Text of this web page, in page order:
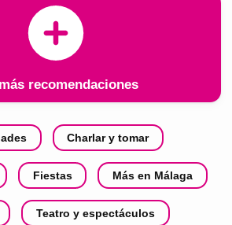
recomendaciones
Charlar y tomar
Fiestas Más en Málaga
Teatro y espectáculos